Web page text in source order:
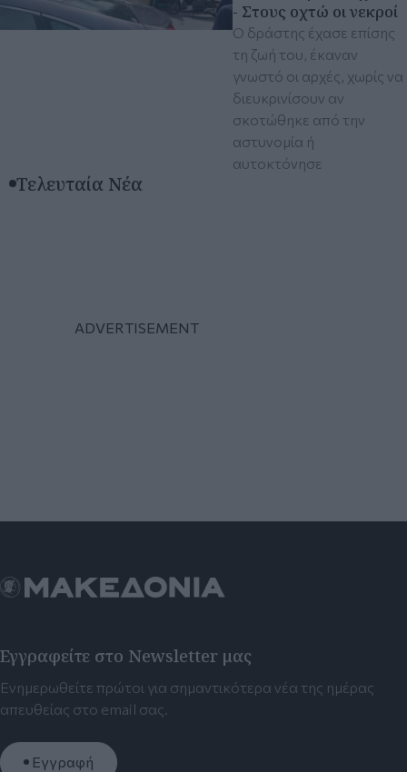
- Στους οχτώ οι νεκροί
Ο δράστης έχασε επίσης
τη ζωή του, έκαναν
γνωστό οι αρχές, χωρίς να
διευκρινίσουν αν
σκοτώθηκε από την
αστυνομία ή
αυτοκτόνησε
Τελευταία Νέα
Εγγραφείτε στο Newsletter μας
Ενημερωθείτε πρώτοι για σημαντικότερα νέα της ημέρας
απευθείας στο email σας.
Εγγραφή